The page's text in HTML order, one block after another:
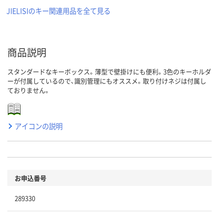
JIELISIのキー関連用品を全て見る
商品説明
スタンダードなキーボックス。薄型で壁掛けにも便利。3色のキーホルダ
ーが付属しているので、識別管理にもオススメ。取り付けネジは付属し
ておりません。
アイコンの説明
お申込番号
289330